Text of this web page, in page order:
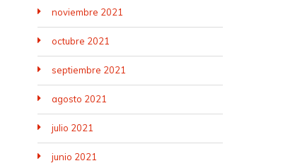
noviembre 2021
octubre 2021
septiembre 2021
agosto 2021
julio 2021
junio 2021